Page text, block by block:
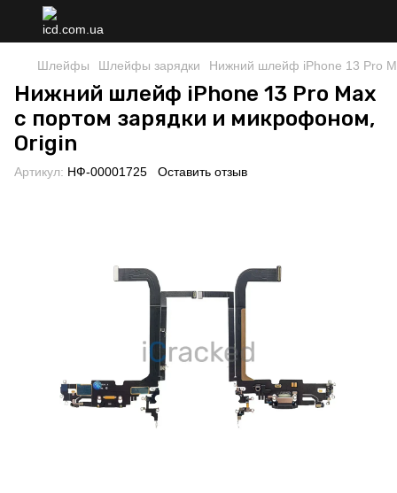
Шлейфы Шлейфы зарядки Нижний шлейф iPhone 13 Pro
Нижний шлейф iPhone 13 Pro Max
с портом зарядки и микрофоном,
Origin
Артикул: НФ-00001725 Оставить отзыв